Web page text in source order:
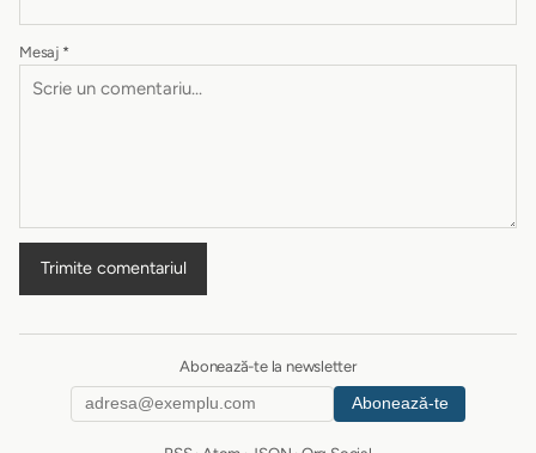
Mesaj *
Trimite comentariul
Abonează-te la newsletter
Abonează-te